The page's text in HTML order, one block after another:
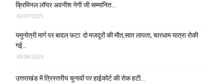
क्रिमिनल लॉयर अवनीश नेगी जी सम्मानित…
30/07/2025
यमुनोत्री मार्ग पर बादल फटा: दो मजदूरों की मौत,सात लापता, चारधाम यात्रा रोकी
गई…
30/06/2025
उत्तराखंड में त्रिस्तरीय चुनावों पर हाईकोर्ट की रोक हटी…